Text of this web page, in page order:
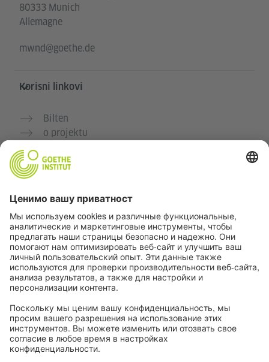
80333 Munich
Allemagne
mwnd@goethe.de
Korisni linkovi
Bilten
o projektu
Zajednica „Deutsch für dich“
Vežbajte nemački besplatno
Kurse nemačkog jezika Goethe-Instituta
Portal za nastavnike „Deutschstunde“
Privatnost i pristupačnost
Podešavanja privatnosti